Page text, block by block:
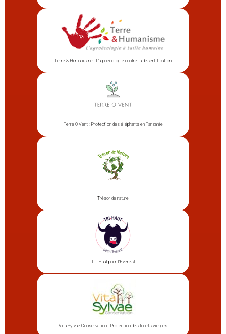
Terre & Humanisme : L’agroécologie contre la désertification
Terre O Vent : Protection des éléphants en Tanzanie
Trésor de nature
Tri-Haut pour l’Everest
Vita Sylvae Conservation : Protection des forêts vierges